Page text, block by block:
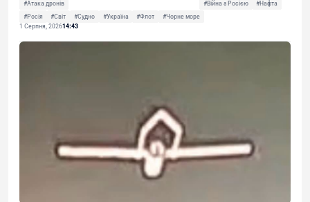
#Атака дронів #Війна з Росією
#Нафта
#Росія
#Світ #Судно #Україна #Флот
#Чорне море
1 Серпня, 202614:43